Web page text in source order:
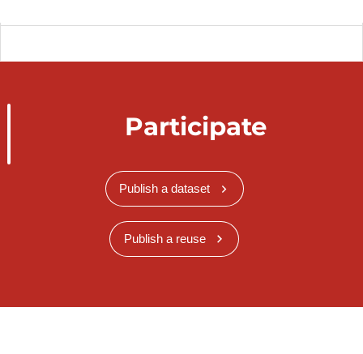
Participate
Publish a dataset
Publish a reuse